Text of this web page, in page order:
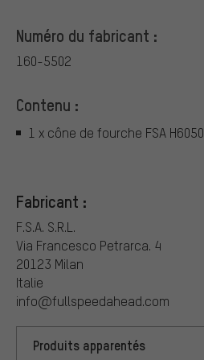
Numéro du fabricant :
160-5502
Contenu :
1 x cône de fourche FSA H6050
Fabricant :
F.S.A. S.R.L.
Via Francesco Petrarca. 4
20123 Milan
Italie
info@fullspeedahead.com
Produits apparentés